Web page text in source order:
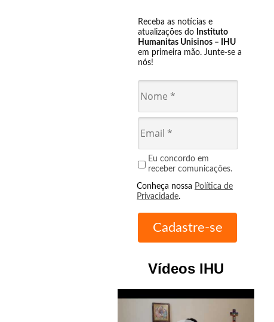
Receba as notícias e
atualizações do Instituto
Humanitas Unisinos – IHU
em primeira mão. Junte-se a
nós!
Eu concordo em
receber comunicações.
Conheça nossa Política de
Privacidade.
Vídeos IHU